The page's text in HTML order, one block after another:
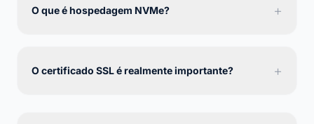
O que é hospedagem NVMe? +
O certificado SSL é realmente importante? +